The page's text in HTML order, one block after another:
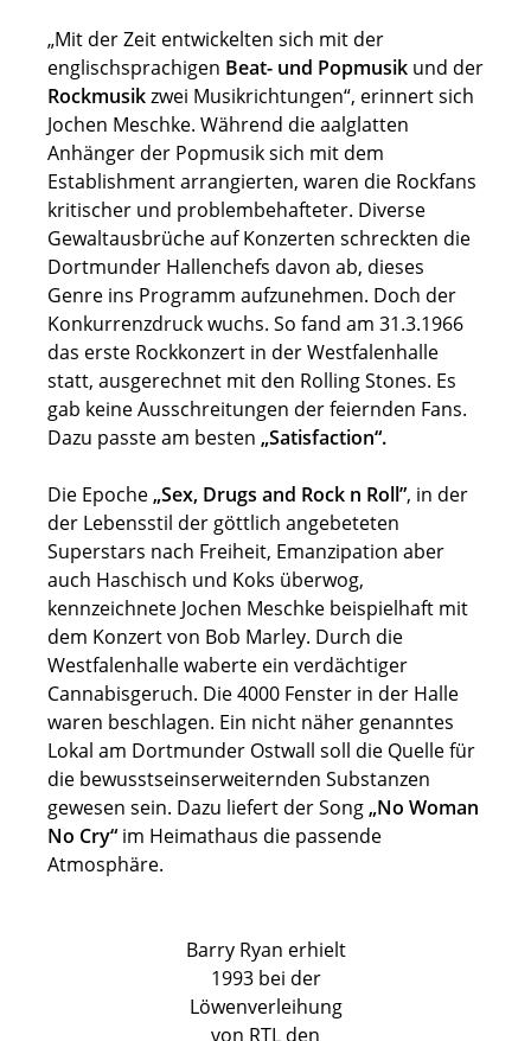
„Mit der Zeit entwickelten sich mit der
englischsprachigen Beat- und Popmusik und der
Rockmusikzwei Musikrichtungen“, erinnert sich
Jochen Meschke. Während die aalglatten
Anhänger der Popmusik sich mit dem
Establishment arrangierten, waren die Rockfans
kritischer und problembehafteter. Diverse
Gewaltausbrüche auf Konzerten schreckten die
Dortmunder Hallenchefs davon ab, dieses
Genre ins Programm aufzunehmen. Doch der
Konkurrenzdruck wuchs. So fand am 31.3.1966
das erste Rockkonzert in der Westfalenhalle
statt, ausgerechnet mit den Rolling Stones. Es
gab keine Ausschreitungen der feiernden Fans.
Dazu passte am besten „Satisfaction“.
Die Epoche„Sex, Drugs and Rock n Roll”, in der
der Lebensstil der göttlich angebeteten
Superstars nach Freiheit, Emanzipation aber
auch Haschisch und Koks überwog,
kennzeichnete Jochen Meschke beispielhaft mit
dem Konzert von Bob Marley. Durch die
Westfalenhalle waberte ein verdächtiger
Cannabisgeruch. Die 4000 Fenster in der Halle
waren beschlagen. Ein nicht näher genanntes
Lokal am Dortmunder Ostwall soll die Quelle für
die bewusstseinserweiternden Substanzen
gewesen sein. Dazu liefert der Song„No Woman
No Cry“ im Heimathaus die passende
Atmosphäre.
Barry Ryan erhielt
1993 bei der
Löwenverleihung
von RTL den